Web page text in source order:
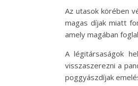
Az utasok körében
magas díjak miatt
amely magában
A légitársaságok
visszaszerezni a
poggyászdíjak